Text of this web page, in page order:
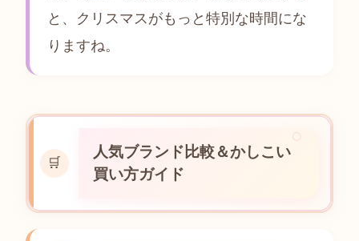
と、クリスマスがもっと特別な時間にな
りますね。
🛒
人気ブランド比較＆かしこい
買い方ガイド